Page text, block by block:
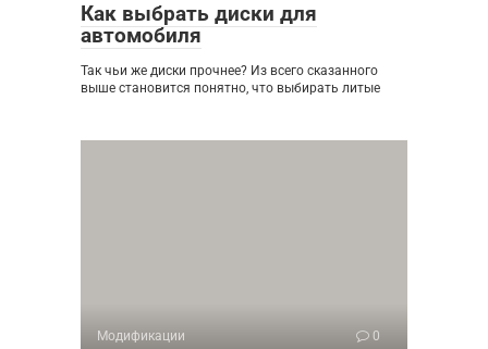
Как выбрать диски для
автомобиля
Так чьи же диски прочнее? Из всего сказанного
выше становится понятно, что выбирать литые
Модификации 0